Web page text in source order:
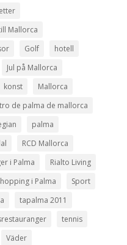
Mallorca
Golf
hotell
Jul på Mallorca
konst
Mallorca
de palma de mallorca
palma
RCD Mallorca
i Palma
Rialto Living
i Palma
Sport
tapalma 2011
tennis
Väder